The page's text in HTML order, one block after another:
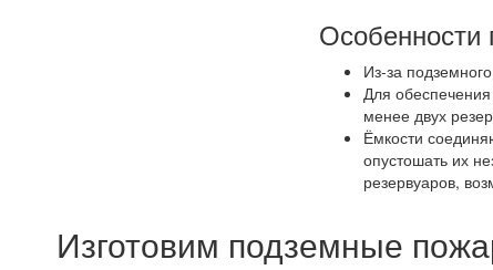
Особенности
Из-за
Для
менее двух
Ёмкости
опустошать их
резервуаров,
Изготовим подземные